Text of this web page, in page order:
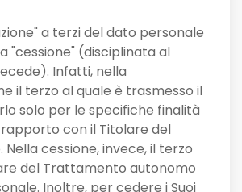
a terzi del dato personale
"cessione" (disciplinata al
Infatti, nella
il terzo al quale è trasmesso il
solo per le specifiche finalità
con il Titolare del
cessione, invece, il terzo
del Trattamento autonomo
Inoltre, per cedere i Suoi